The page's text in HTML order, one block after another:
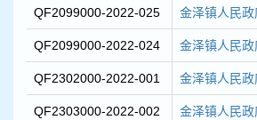
QF2099000-2022-025 金泽镇人民
QF2099000-2022-024 金泽镇人民
QF2302000-2022-001 金泽镇人民
QF2303000-2022-002 金泽镇人民